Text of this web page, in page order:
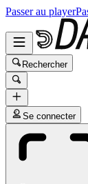
Passer au player
Rechercher
Se connecter